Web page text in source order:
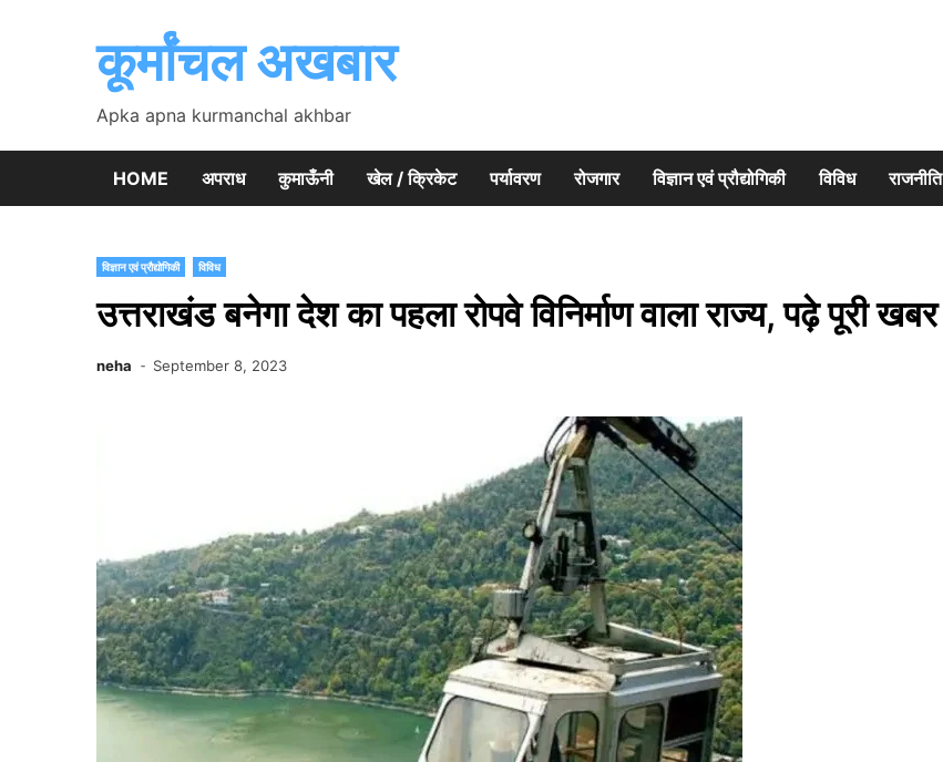
कूर्मांचल अखबार
Apka apna kurmanchal akhbar
HOME अपराध कुमाऊँनी खेल / क्रिकेट पर्यावरण रोजगार विज्ञान एवं प्रौद्योगिकी विविध राजनीति
विज्ञान एवं प्रौद्योगिकी विविध
उत्तराखंड बनेगा देश का पहला रोपवे विनिर्माण वाला राज्य, पढ़े पूरी खबर
neha September 8, 2023